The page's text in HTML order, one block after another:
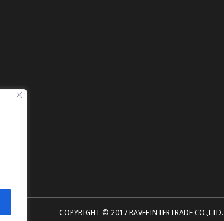
COPYRIGHT © 2017 RAVEEINTERTRADE CO.,LTD.